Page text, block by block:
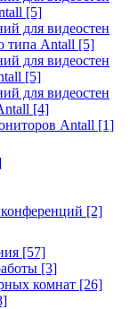
[5]
для видеостен
типа Antall [5]
для видеостен
[5]
для видеостен
[4]
Antall [1]
[2]
[57]
[3]
комнат [26]